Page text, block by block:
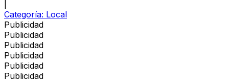
Categoría: Local
Publicidad
Publicidad
Publicidad
Publicidad
Publicidad
Publicidad